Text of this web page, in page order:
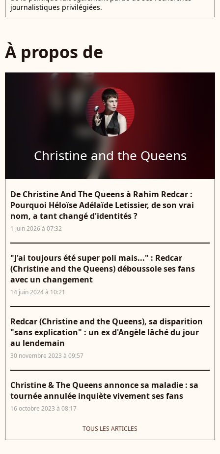
journalistiques privilégiées.
À propos de
Christine and the Queens
De Christine And The Queens à Rahim Redcar :
Pourquoi Héloïse Adélaïde Letissier, de son vrai
nom, a tant changé d'identités ?
1 juin 2026 à 07:32
"J'ai toujours été super poli mais..." : Redcar
(Christine and the Queens) déboussole ses fans
avec un changement
14 juin 2024 à 10:21
Redcar (Christine and the Queens), sa disparition
"sans explication" : un ex d'Angèle lâché du jour
au lendemain
30 novembre 2023 à 09:57
Christine & The Queens annonce sa maladie : sa
tournée annulée inquiète vivement ses fans
16 octobre 2023 à 08:17
TOUS LES ARTICLES